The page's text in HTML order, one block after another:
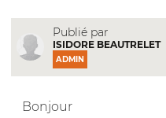
Publié par
ISIDORE BEAUTRELET
ADMIN
Bonjour